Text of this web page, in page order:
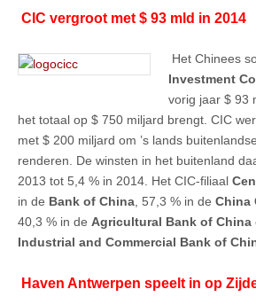
CIC vergroot met $ 93 mld in 2014
Het Chinees
Investment
vorig jaar $ 93
het totaal op $ 750 miljard brengt. CIC
met $ 200 miljard om ’s lands
renderen. De winsten in het buitenland
2013 tot 5,4 % in 2014. Het CIC-filiaal
in de Bank of China , 57,3 % in de China
40,3 % in de Agricultural Bank of China
Industrial and Commercial Bank of
Haven Antwerpen speelt in op